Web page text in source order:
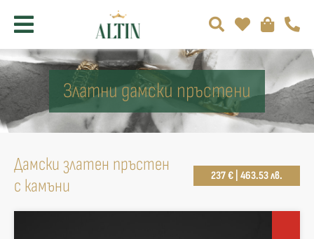
Златни дамски пръстени
Дамски златен пръстен
с камъни
237 € | 463.53 лв.